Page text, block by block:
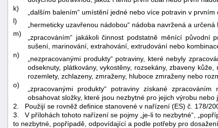
k)
„dalším balením“ umístění jedné nebo více potravin v
l)
„hermeticky uzavřenou nádobou“ nádoba navržená a
m)
„zpracováním“ jakákoli činnost podstatně měnící
sušení, marinování, extrahování, extrudování nebo
n)
„nezpracovanými produkty“ potraviny, které nebyly
odseknuty, plátkovány, vykostěny, rozsekány, zbaveny
rozemlety, zchlazeny, zmraženy, hluboce zmraženy nebo
o)
„zpracovanými produkty“ potraviny získané
obsahovat složky, které jsou nezbytné pro jejich výrobu
2.
Použijí se rovněž definice stanovené v nařízení (ES) č. 178/
3.
V přílohách tohoto nařízení se pojmy „je-li to nezbytné“,
to nezbytné, popřípadě, odpovídající a podle potřeby pro